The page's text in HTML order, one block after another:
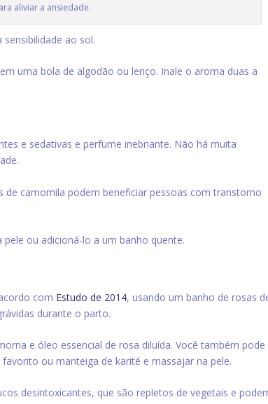
aliviar a ansiedade.
ao sol.
uma bola de algodão ou lenço. Inale o aroma duas a
e sedativas e perfume inebriante. Não há muita
camomila podem beneficiar pessoas com transtorno
ou adicioná-lo a um banho quente.
com Estudo de 2014, usando um banho de rosas
durante o parto.
e óleo essencial de rosa diluída. Você também pode
ou manteiga de karité e massajar na pele.
desintoxicantes, que são repletos de vegetais e